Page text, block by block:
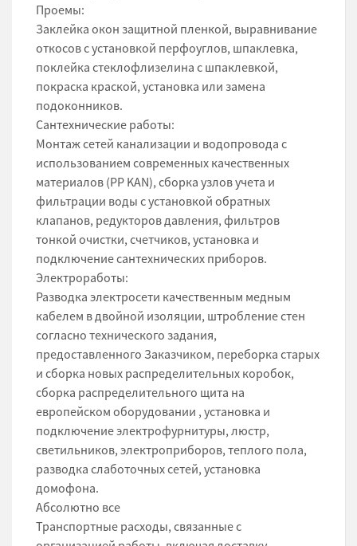
Проемы:
Заклейка окон защитной пленкой, выравнивание
откосов с установкой перфоуглов, шпаклевка,
поклейка стеклофлизелина с шпаклевкой,
покраска краской, установка или замена
подоконников.
Сантехнические работы:
Монтаж сетей канализации и водопровода с
использованием современных качественных
материалов (РР KAN), сборка узлов учета и
фильтрации воды с установкой обратных
клапанов, редукторов давления, фильтров
тонкой очистки, счетчиков, установка и
подключение сантехнических приборов.
Электроработы:
Разводка электросети качественным медным
кабелем в двойной изоляции, штробление стен
согласно технического задания,
предоставленного Заказчиком, переборка старых
и сборка новых распределительных коробок,
сборка распределительного щита на
европейском оборудовании , установка и
подключение электрофурнитуры, люстр,
светильников, электроприборов, теплого пола,
разводка слаботочных сетей, установка
домофона.
Абсолютно все
Транспортные расходы, связанные с